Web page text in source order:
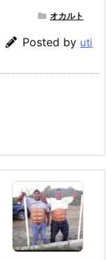
オカルト
Posted by uti